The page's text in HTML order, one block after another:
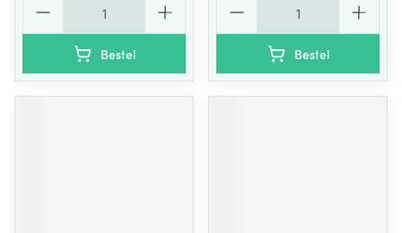
Bestel Bestel